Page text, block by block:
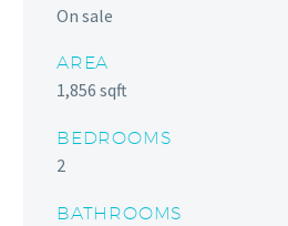
On sale
AREA
1,856 sqft
BEDROOMS
2
BATHROOMS